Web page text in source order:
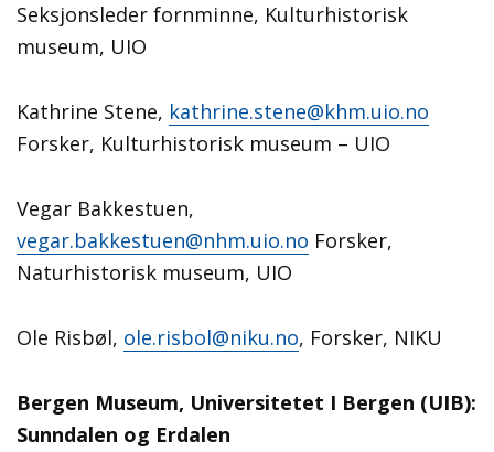
Seksjonsleder fornminne, Kulturhistorisk
museum, UIO
Kathrine Stene, kathrine.stene@khm.uio.no
Forsker, Kulturhistorisk museum – UIO
Vegar Bakkestuen,
vegar.bakkestuen@nhm.uio.no Forsker,
Naturhistorisk museum, UIO
Ole Risbøl, ole.risbol@niku.no, Forsker, NIKU
Bergen Museum, Universitetet I Bergen (UIB):
Sunndalen og Erdalen